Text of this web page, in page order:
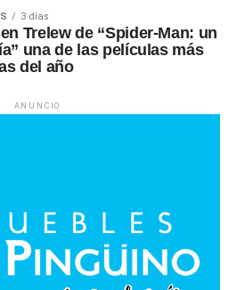
3 días
Trelew de “Spider-Man: un
una de las películas más
del año
ANUNCIO